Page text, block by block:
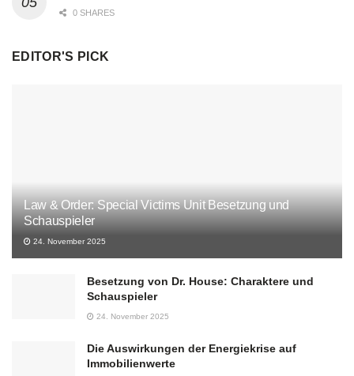
0 SHARES
EDITOR'S PICK
Law & Order: Special Victims Unit Besetzung und
Schauspieler
24. November 2025
Besetzung von Dr. House: Charaktere und
Schauspieler
24. November 2025
Die Auswirkungen der Energiekrise auf
Immobilienwerte